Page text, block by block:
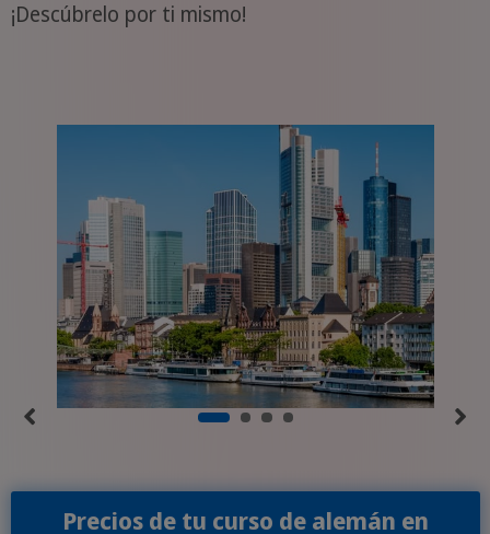
¡Descúbrelo por ti mismo!
Precios de tu curso de alemán en